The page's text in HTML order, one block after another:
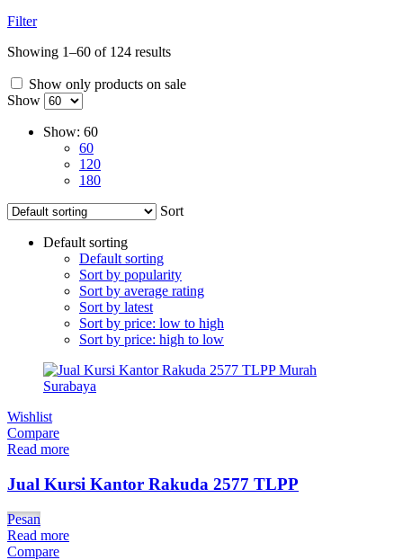
Filter
Showing 1–60 of 124 results
Show only products on sale
Show
Show: 60
60
120
180
Sort
Default sorting
Default sorting
Sort by popularity
Sort by average rating
Sort by latest
Sort by price: low to high
Sort by price: high to low
Wishlist
Compare
Read more
Jual Kursi Kantor Rakuda 2577 TLPP
Pesan
Read more
Compare